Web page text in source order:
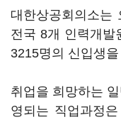
대한상공회의소는
전국 8개 인력개발
3215명의 신입생
취업을 희망하는
영되는 직업과정